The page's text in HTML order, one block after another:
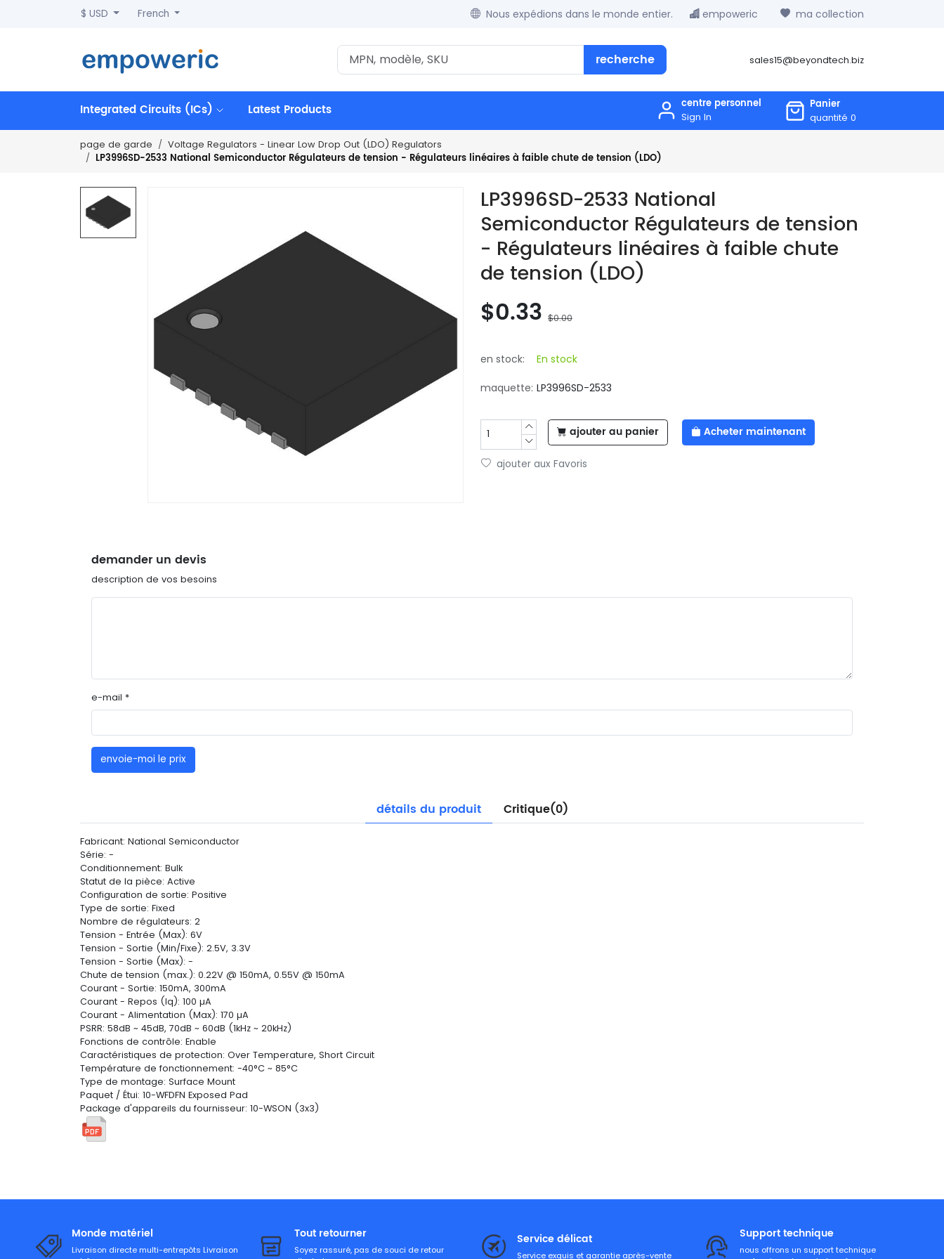
$ USD French Nous expédions dans le monde entier. empoweric ma collection
recherche sales15@beyondtech.biz
Integrated Circuits (ICs) Latest Products centre personnel
Sign In
Panier
quantité 0
page de garde Voltage Regulators - Linear Low Drop Out (LDO) Regulators
LP3996SD-2533 National Semiconductor Régulateurs de tension - Régulateurs linéaires à faible chute de tension (LDO)
LP3996SD-2533 National
Semiconductor Régulateurs de tension
- Régulateurs linéaires à faible chute
de tension (LDO)
$0.33 $0.00
en stock: En stock
maquette: LP3996SD-2533
ajouter au panier Acheter maintenant
ajouter aux Favoris
demander un devis
description de vos besoins
e-mail *
envoie-moi le prix
détails du produit Critique(0)
Fabricant: National Semiconductor
Série: -
Conditionnement: Bulk
Statut de la pièce: Active
Configuration de sortie: Positive
Type de sortie: Fixed
Nombre de régulateurs: 2
Tension - Entrée (Max): 6V
Tension - Sortie (Min/Fixe): 2.5V, 3.3V
Tension - Sortie (Max): -
Chute de tension (max.): 0.22V @ 150mA, 0.55V @ 150mA
Courant - Sortie: 150mA, 300mA
Courant - Repos (Iq): 100 µA
Courant - Alimentation (Max): 170 µA
PSRR: 58dB ~ 45dB, 70dB ~ 60dB (1kHz ~ 20kHz)
Fonctions de contrôle: Enable
Caractéristiques de protection: Over Temperature, Short Circuit
Température de fonctionnement: -40°C ~ 85°C
Type de montage: Surface Mount
Paquet / Étui: 10-WFDFN Exposed Pad
Package d'appareils du fournisseur: 10-WSON (3x3)
Monde matériel
Livraison directe multi-entrepôts Livraison
Tout retourner
Soyez rassuré, pas de souci de retour
Service délicat
Service exquis et garantie après-vente
Support technique
nous offrons un support technique